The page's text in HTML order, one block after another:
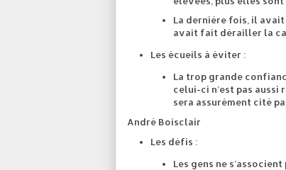
La dernière fois, il
avait fait dérailler la
Les écueils à éviter :
La trop grande
celui-ci n’est pas aussi
sera assurément cité
André Boisclair
Les défis :
Les gens ne